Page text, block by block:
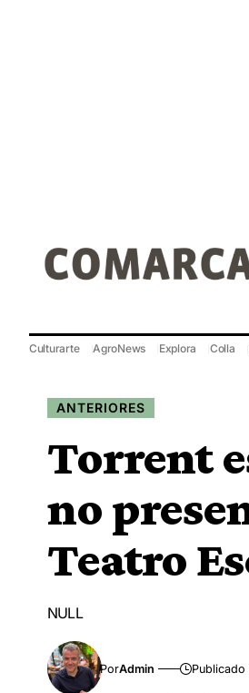
Culturarte AgroNews Explora Colla
ANTERIORES
Torrent
no
Teatro
NULL
PorAdmin Publicado